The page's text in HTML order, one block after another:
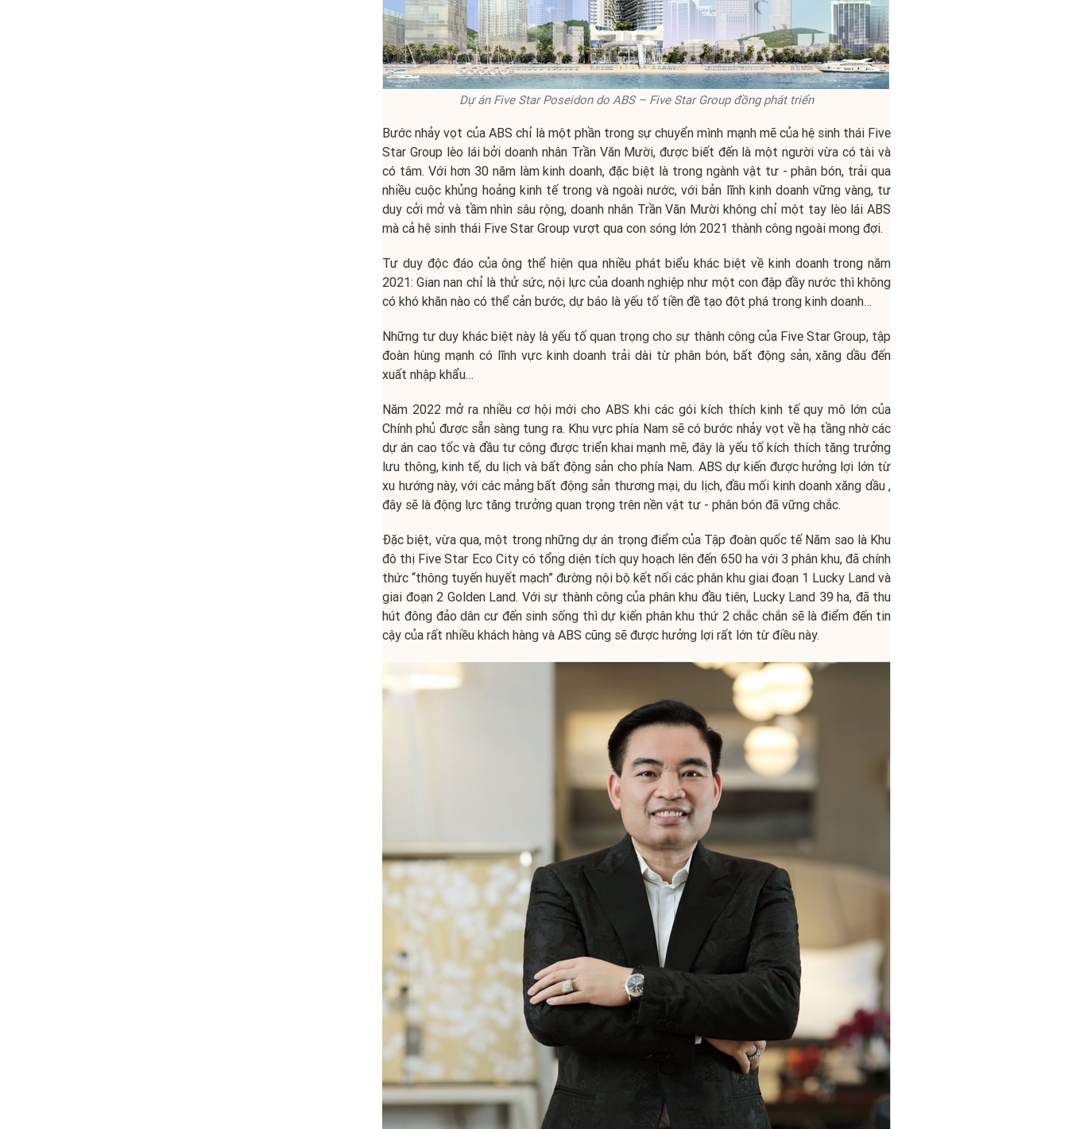
Dự án Five Star Poseidon do ABS – Five Star Group đồng phát triển
Bước nhảy vọt của ABS chỉ là một phần trong sự chuyển mình mạnh mẽ của hệ sinh thái Five
Star Group lèo lái bởi doanh nhân Trần Văn Mười, được biết đến là một người vừa có tài và
có tâm. Với hơn 30 năm làm kinh doanh, đặc biệt là trong ngành vật tư - phân bón, trải qua
nhiều cuộc khủng hoảng kinh tế trong và ngoài nước, với bản lĩnh kinh doanh vững vàng, tư
duy cởi mở và tầm nhìn sâu rộng, doanh nhân Trần Văn Mười không chỉ một tay lèo lái ABS
mà cả hệ sinh thái Five Star Group vượt qua con sóng lớn 2021 thành công ngoài mong đợi.
Tư duy độc đáo của ông thể hiện qua nhiều phát biểu khác biệt về kinh doanh trong năm
2021: Gian nan chỉ là thử sức, nội lực của doanh nghiệp như một con đập đầy nước thì không
có khó khăn nào có thể cản bước, dự báo là yếu tố tiền đề tạo đột phá trong kinh doanh…
Những tư duy khác biệt này là yếu tố quan trọng cho sự thành công của Five Star Group, tập
đoàn hùng mạnh có lĩnh vực kinh doanh trải dài từ phân bón, bất động sản, xăng dầu đến
xuất nhập khẩu…
Năm 2022 mở ra nhiều cơ hội mới cho ABS khi các gói kích thích kinh tế quy mô lớn của
Chính phủ được sẵn sàng tung ra. Khu vực phía Nam sẽ có bước nhảy vọt về hạ tầng nhờ các
dự án cao tốc và đầu tư công được triển khai mạnh mẽ, đây là yếu tố kích thích tăng trưởng
lưu thông, kinh tế, du lịch và bất động sản cho phía Nam. ABS dự kiến được hưởng lợi lớn từ
xu hướng này, với các mảng bất động sản thương mại, du lịch, đầu mối kinh doanh xăng dầu ,
đây sẽ là động lực tăng trưởng quan trọng trên nền vật tư - phân bón đã vững chắc.
Đặc biệt, vừa qua, một trong những dự án trọng điểm của Tập đoàn quốc tế Năm sao là Khu
đô thị Five Star Eco City có tổng diện tích quy hoạch lên đến 650 ha với 3 phân khu, đã chính
thức “thông tuyến huyết mạch” đường nội bộ kết nối các phân khu giai đoạn 1 Lucky Land và
giai đoạn 2 Golden Land. Với sự thành công của phân khu đầu tiên, Lucky Land 39 ha, đã thu
hút đông đảo dân cư đến sinh sống thì dự kiến phân khu thứ 2 chắc chắn sẽ là điểm đến tin
cậy của rất nhiều khách hàng và ABS cũng sẽ được hưởng lợi rất lớn từ điều này.